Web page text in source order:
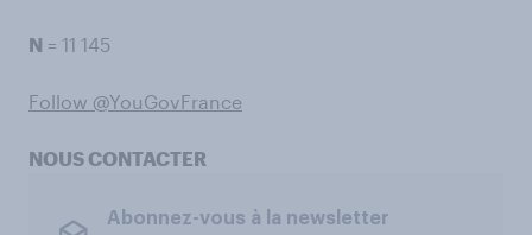
N = 11 145
Follow @YouGovFrance
NOUS CONTACTER
Abonnez-vous à la newsletter